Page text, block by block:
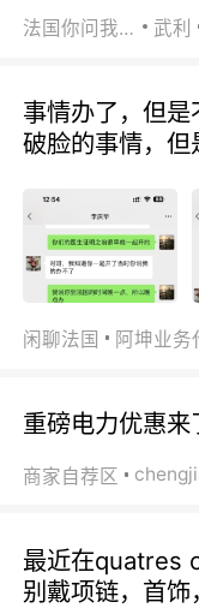
法国你问我答 武利
事情办了，但
破脸的事情，
闲聊法国
重磅电力优惠来
商家自荐区
最近在quatres
别戴项链，首饰